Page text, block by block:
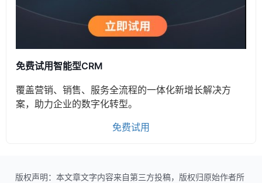
免费试用智能型CRM
覆盖营销、销售、服务全流程的一体化新增长解决方
案，助力企业的数字化转型。
免费试用
版权声明：本文章文字内容来自第三方投稿，版权归原始作者所